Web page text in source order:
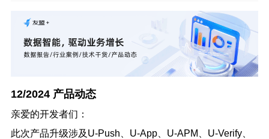
12/2024 产品动态
亲爱的开发者们：
此次产品升级涉及U-Push、U-App、U-APM、U-Verify、